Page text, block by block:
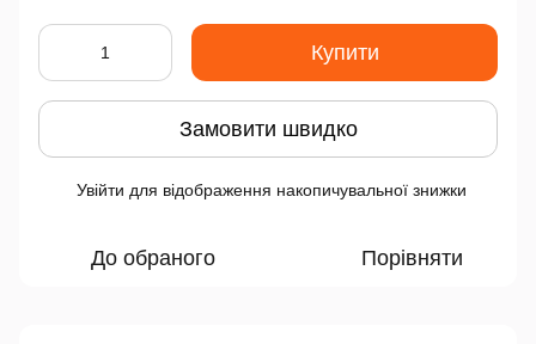
Купити
Замовити швидко
Увійти для відображення накопичувальної знижки
До обраного Порівняти